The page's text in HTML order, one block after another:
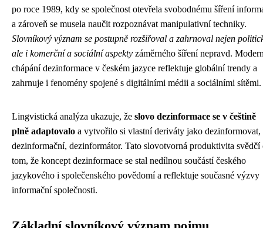
po roce 1989, kdy se společnost otevřela svobodnému šíření
a zároveň se musela naučit rozpoznávat manipulativní techniky.
Slovníkový význam se postupně rozšiřoval a zahrnoval nejen
ale i komerční a sociální aspekty záměrného šíření nepravd.
chápání dezinformace v českém jazyce reflektuje globální trendy a
zahrnuje i fenomény spojené s digitálními médii a sociálními sítěmi.
Lingvistická analýza ukazuje, že slovo dezinformace se v češtině
plně adaptovalo a vytvořilo si vlastní deriváty jako dezinformovat,
dezinformační, dezinformátor. Tato slovotvorná produktivita svědčí
tom, že koncept dezinformace se stal nedílnou součástí českého
jazykového i společenského povědomí a reflektuje současné výzvy
informační společnosti.